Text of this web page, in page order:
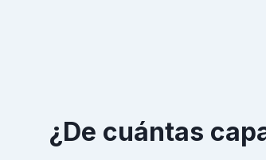
¿De cuántas